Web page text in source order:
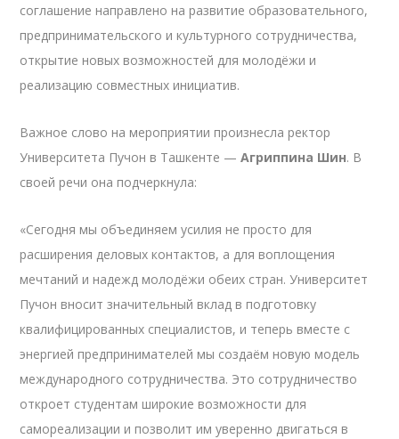
соглашение направлено на развитие образовательного,
предпринимательского и культурного сотрудничества,
открытие новых возможностей для молодёжи и
реализацию совместных инициатив.
Важное слово на мероприятии произнесла ректор
Университета Пучон в Ташкенте —Агриппина Шин. В
своей речи она подчеркнула:
«Сегодня мы объединяем усилия не просто для
расширения деловых контактов, а для воплощения
мечтаний и надежд молодёжи обеих стран. Университет
Пучон вносит значительный вклад в подготовку
квалифицированных специалистов, и теперь вместе с
энергией предпринимателей мы создаём новую модель
международного сотрудничества. Это сотрудничество
откроет студентам широкие возможности для
самореализации и позволит им уверенно двигаться в